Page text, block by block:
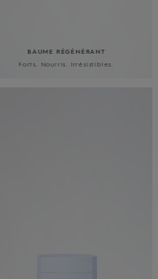
BAUME RÉGÉNÉRANT
Forts. Nourris. Irrésistibles.